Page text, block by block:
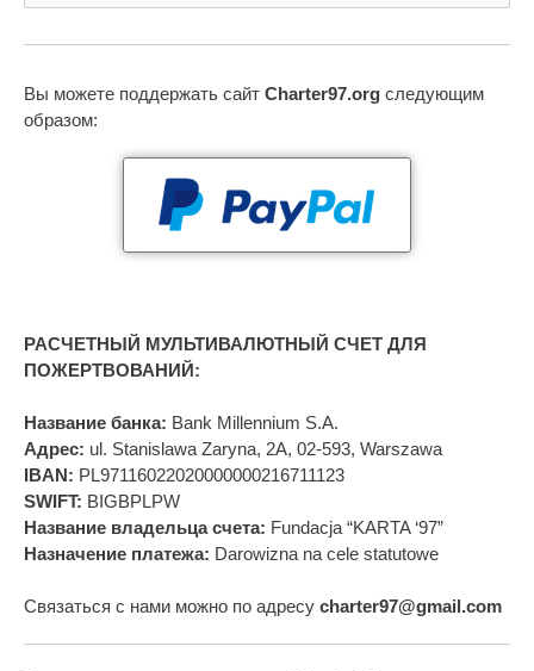
Вы можете поддержать сайт Charter97.org следующим
образом:
РАСЧЕТНЫЙ МУЛЬТИВАЛЮТНЫЙ СЧЕТ ДЛЯ
ПОЖЕРТВОВАНИЙ:
Название банка: Bank Millennium S.A.
Адрес: ul. Stanislawa Zaryna, 2A, 02-593, Warszawa
IBAN: PL97116022020000000216711123
SWIFT: BIGBPLPW
Название владельца счета: Fundacja “KARTA ‘97”
Назначение платежа: Darowizna na cele statutowe
Связаться с нами можно по адресу charter97@gmail.com